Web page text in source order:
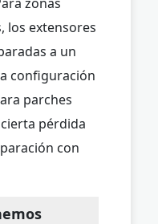
los extensores
a un
configuración
parches
pérdida
con